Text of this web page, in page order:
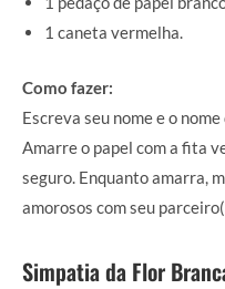
1 caneta vermelha.
Como fazer:
Escreva seu nome e o
Amarre o papel com a fita
seguro. Enquanto amarra,
amorosos com seu
Simpatia da Flor